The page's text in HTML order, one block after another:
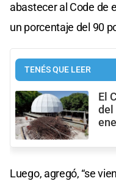
abastecer al Code de
un porcentaje del 90
TENÉS QUE LEER
El
del
Luego, agregó, “se